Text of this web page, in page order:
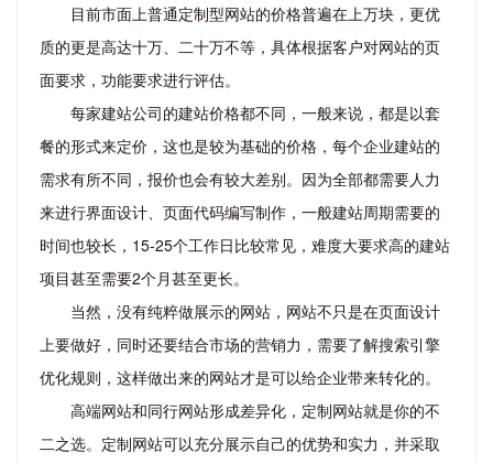
目前市面上普通定制型网站的价格普遍在上万块，更优
质的更是高达十万、二十万不等，具体根据客户对网站的页
面要求，功能要求进行评估。
每家建站公司的建站价格都不同，一般来说，都是以套
餐的形式来定价，这也是较为基础的价格，每个企业建站的
需求有所不同，报价也会有较大差别。因为全部都需要人力
来进行界面设计、页面代码编写制作，一般建站周期需要的
时间也较长，15-25个工作日比较常见，难度大要求高的建站
项目甚至需要2个月甚至更长。
当然，没有纯粹做展示的网站，网站不只是在页面设计
上要做好，同时还要结合市场的营销力，需要了解搜索引擎
优化规则，这样做出来的网站才是可以给企业带来转化的。
高端网站和同行网站形成差异化，定制网站就是你的不
二之选。定制网站可以充分展示自己的优势和实力，并采取